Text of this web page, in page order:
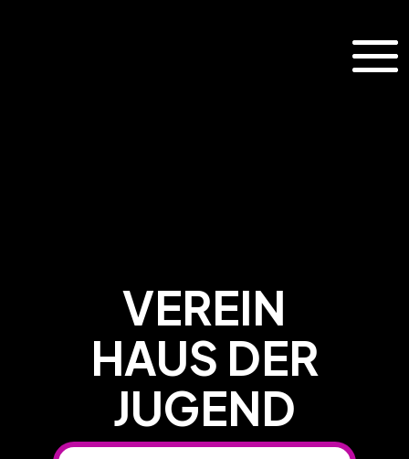
VEREIN
HAUS DER
JUGEND